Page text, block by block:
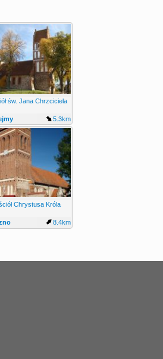
św. Jana Chrzciciela
5.3km
Chrystusa Króla
8.4km